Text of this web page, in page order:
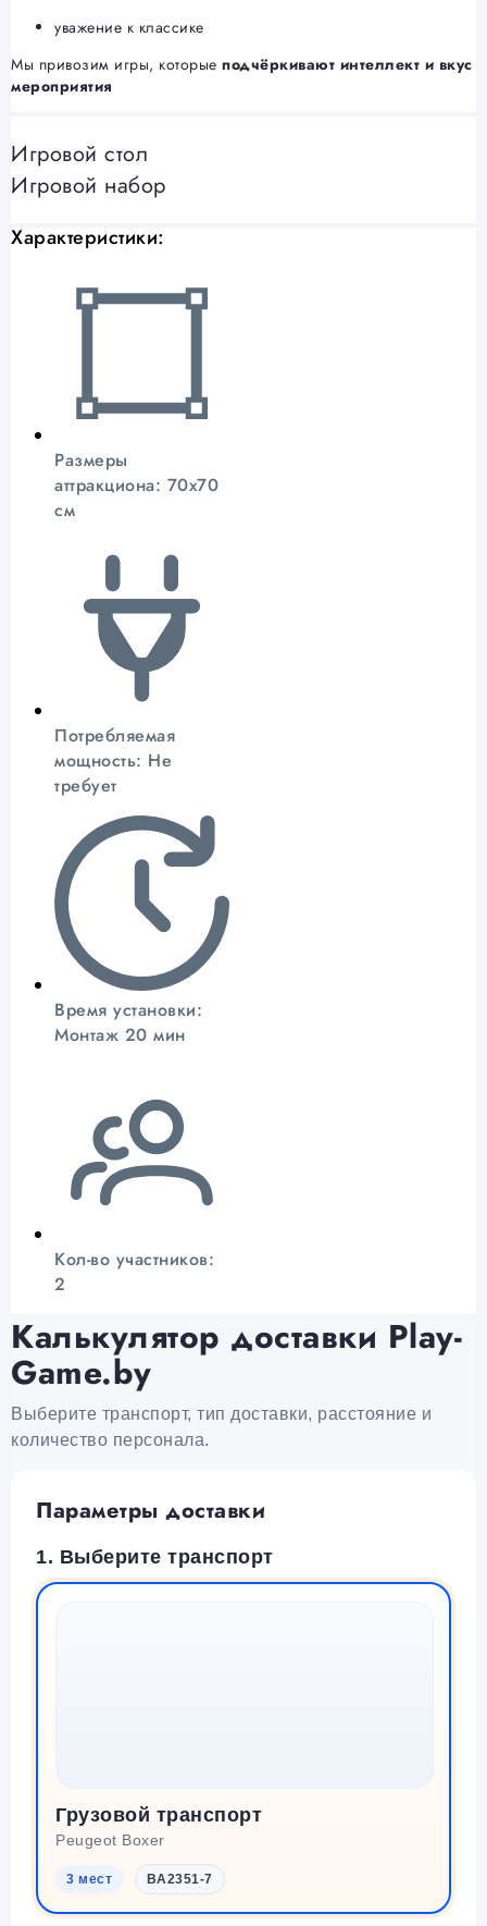
уважение к классике
Мы привозим игры, которые подчёркивают интеллект и вкус
мероприятия
Игровой стол
Игровой набор
Характеристики:
Размеры
аттракциона: 70х70
см
Потребляемая
мощность: Не
требует
Время установки:
Монтаж 20 мин
Кол-во участников:
2
Калькулятор доставки Play-
Game.by
Выберите транспорт, тип доставки, расстояние и
количество персонала.
Параметры доставки
1. Выберите транспорт
Грузовой транспорт
Peugeot Boxer
3 мест BA2351-7